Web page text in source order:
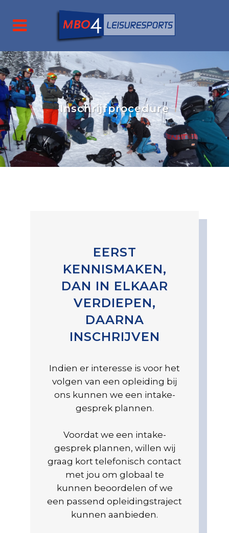
Inschrijfprocedure
EERST
KENNISMAKEN,
DAN IN ELKAAR
VERDIEPEN,
DAARNA
INSCHRIJVEN
Indien er interesse is voor het
volgen van een opleiding bij
ons kunnen we een intake-
gesprek plannen.
Voordat we een intake-
gesprek plannen, willen wij
graag kort telefonisch contact
met jou om globaal te
kunnen beoordelen of we
een passend opleidingstraject
kunnen aanbieden.